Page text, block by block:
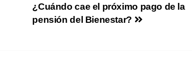
¿Cuándo cae el próximo pago de la
pensión del Bienestar?